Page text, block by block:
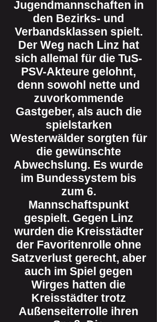
Jugendmannschaften in
den Bezirks- und
Verbandsklassen spielt.
Der Weg nach Linz hat
sich allemal für die TuS-
PSV-Akteure gelohnt,
denn sowohl nette und
zuvorkommende
Gastgeber, als auch die
spielstarken
Westerwälder sorgten für
die gewünschte
Abwechslung. Es wurde
im Bundessystem bis
zum 6.
Mannschaftspunkt
gespielt. Gegen Linz
wurden die Kreisstädter
der Favoritenrolle ohne
Satzverlust gerecht, aber
auch im Spiel gegen
Wirges hatten die
Kreisstädter trotz
Außenseiterrolle ihren